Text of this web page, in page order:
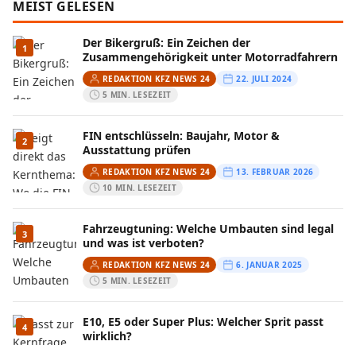
MEIST GELESEN
1
Der Bikergruß: Ein Zeichen der
Zusammengehörigkeit unter Motorradfahrern
REDAKTION KFZ NEWS 24
22. JULI 2024
5 MIN. LESEZEIT
2
FIN entschlüsseln: Baujahr, Motor &
Ausstattung prüfen
REDAKTION KFZ NEWS 24
13. FEBRUAR 2026
10 MIN. LESEZEIT
3
Fahrzeugtuning: Welche Umbauten sind legal
und was ist verboten?
REDAKTION KFZ NEWS 24
6. JANUAR 2025
5 MIN. LESEZEIT
4
E10, E5 oder Super Plus: Welcher Sprit passt
wirklich?